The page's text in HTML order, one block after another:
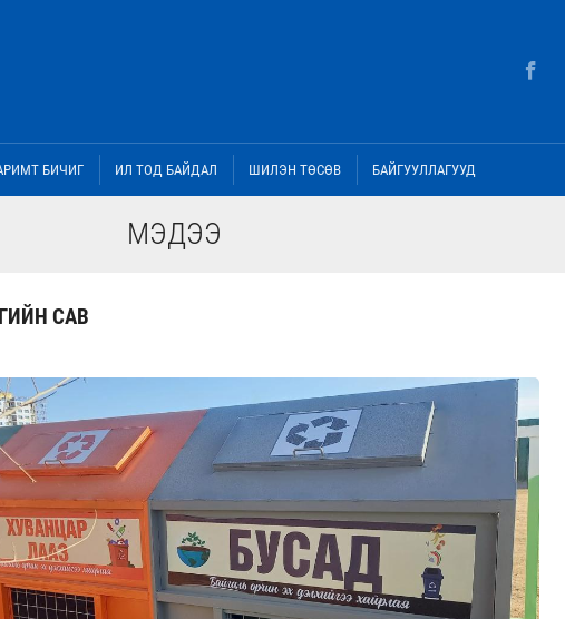
БИЧИГ ИЛ ТОД БАЙДАЛ ШИЛЭН ТӨСӨВ БАЙГУУЛЛАГУУД
МЭДЭЭ
САВ